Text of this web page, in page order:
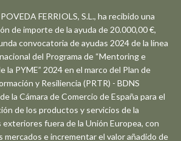
FERRIOLS, S.L., ha recibido una
de importe de la ayuda de 20.000,00 €,
convocatoria de ayudas 2024 de la línea
del Programa de “Mentoring e
la PYME” 2024 en el marco del Plan de
y Resiliencia (PRTR) - BDNS
la Cámara de Comercio de España para el
de los productos y servicios de la
exteriores fuera de la Unión Europea, con
mercados e incrementar el valor añadido de